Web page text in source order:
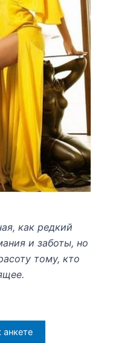
как редкий
и заботы, но
тому, кто
анкете